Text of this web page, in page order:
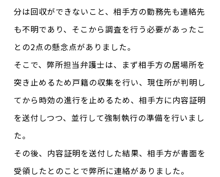
分は回収ができないこと、相手方の勤務先も連絡先
も不明であり、そこから調査を行う必要があったこ
との2点の懸念点がありました。
そこで、弊所担当弁護士は、まず相手方の居場所を
突き止めるため戸籍の収集を行い、現住所が判明し
てから時効の進行を止めるため、相手方に内容証明
を送付しつつ、並行して強制執行の準備を行いまし
た。
その後、内容証明を送付した結果、相手方が書面を
受領したとのことで弊所に連絡がありました。